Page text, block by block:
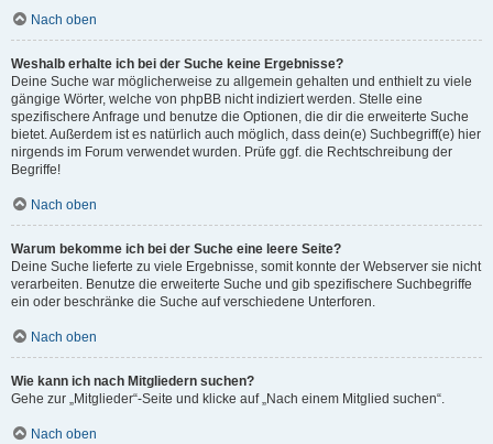
Nach oben
Weshalb erhalte ich bei der Suche keine Ergebnisse?
Deine Suche war möglicherweise zu allgemein gehalten und enthielt zu viele
gängige Wörter, welche von phpBB nicht indiziert werden. Stelle eine
spezifischere Anfrage und benutze die Optionen, die dir die erweiterte Suche
bietet. Außerdem ist es natürlich auch möglich, dass dein(e) Suchbegriff(e) hier
nirgends im Forum verwendet wurden. Prüfe ggf. die Rechtschreibung der
Begriffe!
Nach oben
Warum bekomme ich bei der Suche eine leere Seite?
Deine Suche lieferte zu viele Ergebnisse, somit konnte der Webserver sie nicht
verarbeiten. Benutze die erweiterte Suche und gib spezifischere Suchbegriffe
ein oder beschränke die Suche auf verschiedene Unterforen.
Nach oben
Wie kann ich nach Mitgliedern suchen?
Gehe zur „Mitglieder“-Seite und klicke auf „Nach einem Mitglied suchen“.
Nach oben